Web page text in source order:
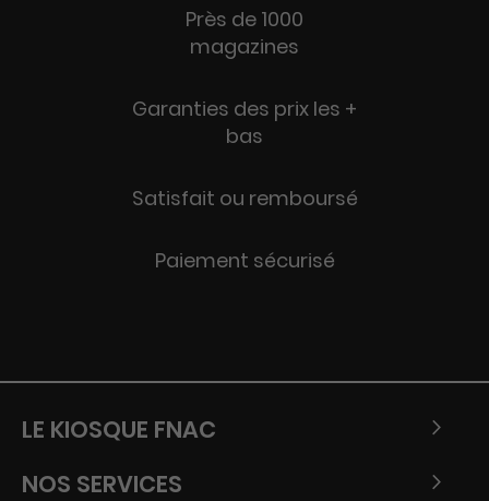
Près de 1000
magazines
Garanties des prix les +
bas
Satisfait ou remboursé
Paiement sécurisé
LE KIOSQUE FNAC
NOS SERVICES